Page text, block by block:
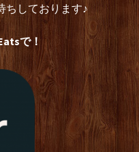
ちしております♪
で！